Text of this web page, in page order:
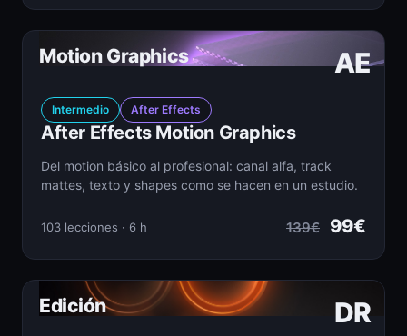
AE
Motion Graphics
Intermedio After Effects
After Effects Motion Graphics
Del motion básico al profesional: canal alfa, track
mattes, texto y shapes como se hacen en un estudio.
103 lecciones · 6 h 139€ 99€
DR
Edición